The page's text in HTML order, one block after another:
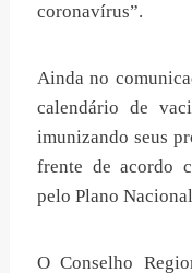
coronavírus”.
Ainda no
calendário de
imunizando seus
frente de acordo
pelo Plano
O Conselho